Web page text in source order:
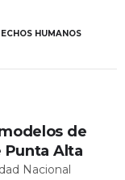
HUMANOS
de
Punta Alta
Nacional